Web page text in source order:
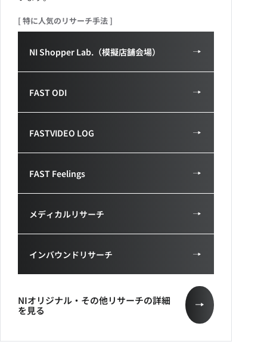
[ 特に人気のリサーチ手法 ]
NI Shopper Lab.（模擬店舗会場）
FAST ODI
FASTVIDEO LOG
FAST Feelings
メディカルリサーチ
インバウンドリサーチ
NIオリジナル・その他リサーチの詳細
を見る